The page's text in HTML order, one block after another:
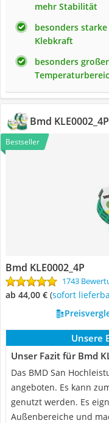
mehr Stabilität
besonders starke
Klebkraft
besonders großer
‎Bmd KLE0002_4P
Bestseller
‎Bmd KLE0002_4P
1743
ab 44,00 € ( Sofort
Unsere
Unser Fazit für ‎Bmd
Das BMD San
angeboten. Es kann
genutzt werden. Es
Außenbereiche und